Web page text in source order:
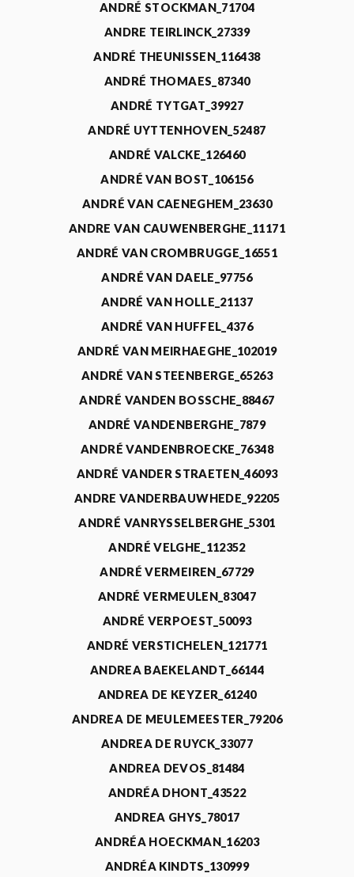
ANDRÉ STOCKMAN_71704
ANDRE TEIRLINCK_27339
ANDRÉ THEUNISSEN_116438
ANDRÉ THOMAES_87340
ANDRÉ TYTGAT_39927
ANDRÉ UYTTENHOVEN_52487
ANDRÉ VALCKE_126460
ANDRÉ VAN BOST_106156
ANDRÉ VAN CAENEGHEM_23630
ANDRE VAN CAUWENBERGHE_11171
ANDRÉ VAN CROMBRUGGE_16551
ANDRÉ VAN DAELE_97756
ANDRÉ VAN HOLLE_21137
ANDRÉ VAN HUFFEL_4376
ANDRÉ VAN MEIRHAEGHE_102019
ANDRÉ VAN STEENBERGE_65263
ANDRÉ VANDEN BOSSCHE_88467
ANDRÉ VANDENBERGHE_7879
ANDRÉ VANDENBROECKE_76348
ANDRÉ VANDER STRAETEN_46093
ANDRE VANDERBAUWHEDE_92205
ANDRÉ VANRYSSELBERGHE_5301
ANDRÉ VELGHE_112352
ANDRÉ VERMEIREN_67729
ANDRÉ VERMEULEN_83047
ANDRÉ VERPOEST_50093
ANDRÉ VERSTICHELEN_121771
ANDREA BAEKELANDT_66144
ANDREA DE KEYZER_61240
ANDREA DE MEULEMEESTER_79206
ANDREA DE RUYCK_33077
ANDREA DEVOS_81484
ANDRÉA DHONT_43522
ANDREA GHYS_78017
ANDRÉA HOECKMAN_16203
ANDRÉA KINDTS_130999